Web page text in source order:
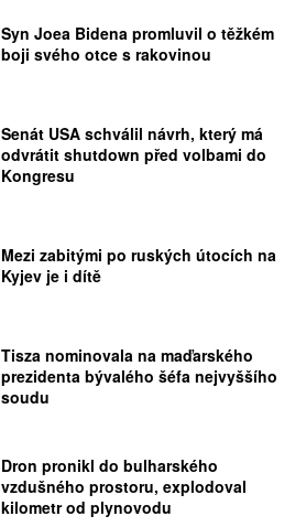
Syn Joea Bidena promluvil o těžkém
boji svého otce s rakovinou
Senát USA schválil návrh, který má
odvrátit shutdown před volbami do
Kongresu
Mezi zabitými po ruských útocích na
Kyjev je i dítě
Tisza nominovala na maďarského
prezidenta bývalého šéfa nejvyššího
soudu
Dron pronikl do bulharského
vzdušného prostoru, explodoval
kilometr od plynovodu